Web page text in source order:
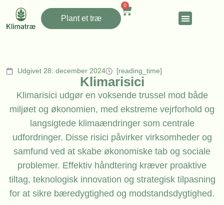
Plant et træ
0
Udgivet 28. december 2024 [reading_time]
Klimarisici
Klimarisici udgør en voksende trussel mod både
miljøet og økonomien, med ekstreme vejrforhold og
langsigtede klimaændringer som centrale
udfordringer. Disse risici påvirker virksomheder og
samfund ved at skabe økonomiske tab og sociale
problemer. Effektiv håndtering kræver proaktive
tiltag, teknologisk innovation og strategisk tilpasning
for at sikre bæredygtighed og modstandsdygtighed.